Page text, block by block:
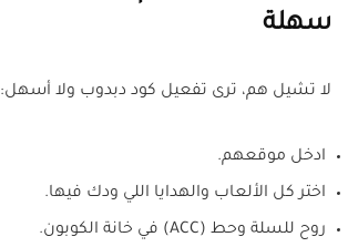
سهلة
لا تشيل هم، ترى تفعيل كود دبدوب ولا أسهل:
ادخل موقعهم.
اختر كل الألعاب والهدايا اللي ودك فيها.
روح للسلة وحط (ACC) في خانة الكوبون.